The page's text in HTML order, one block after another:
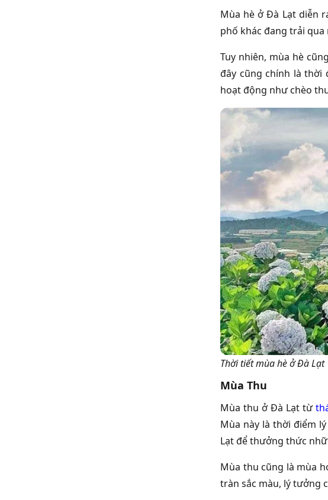
Mùa hè ở Đà Lạt diễn
phố khác đang trải qua
Tuy nhiên, mùa hè
đây cũng chính là thời
hoạt động như chèo
Thời tiết mùa hè ở Đà Lạt
Mùa Thu
Mùa thu ở Đà Lạt từ
Mùa này là thời điểm
Lạt để thưởng thức
Mùa thu cũng là mùa
tràn sắc màu, lý tưởng